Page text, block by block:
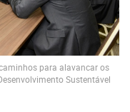
para alavancar os
Sustentável